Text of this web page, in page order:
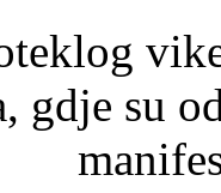
gdje su